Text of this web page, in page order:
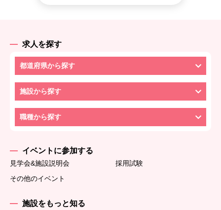
求人を探す
都道府県から探す
施設から探す
職種から探す
イベントに参加する
見学会&施設説明会
採用試験
その他のイベント
施設をもっと知る